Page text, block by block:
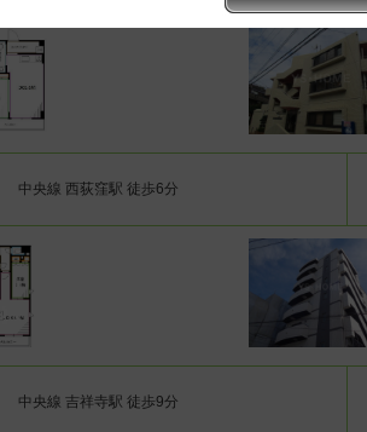
面積 〜
駅徒歩 1分以内 5分以内
3年以内
温水洗浄便座
2階以上
中央線 西荻窪駅 徒歩6分
中央線 吉祥寺駅 徒歩9分